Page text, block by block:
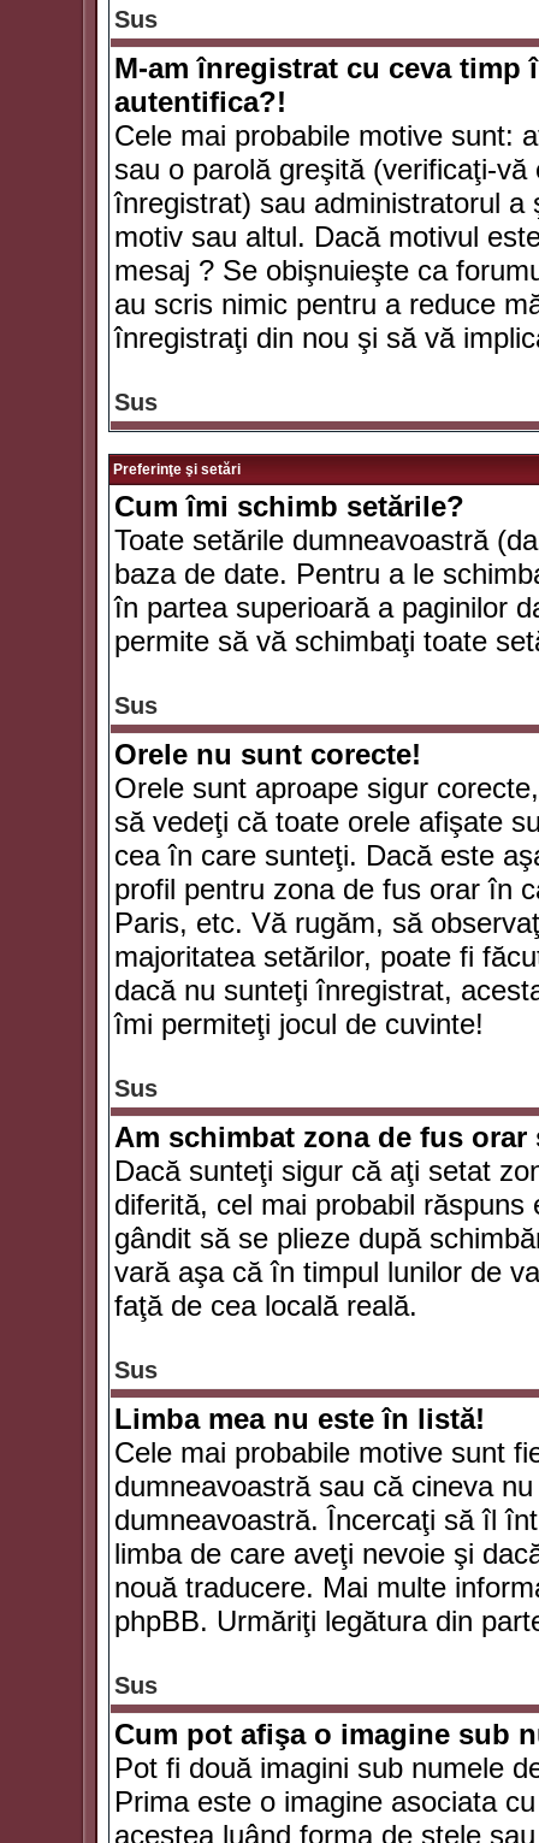
Sus
M-am înregistrat cu ceva timp
autentifica?!
Cele mai probabile motive sunt:
sau o parolă greşită (verificaţi-
înregistrat) sau administratorul
motiv sau altul. Dacă motivul
mesaj ? Se obişnuieşte ca
au scris nimic pentru a reduce
înregistraţi din nou şi să vă
Sus
Preferinţe şi setări
Cum îmi schimb setările?
Toate setările dumneavoastră
baza de date. Pentru a le
în partea superioară a paginilor
permite să vă schimbaţi toate
Sus
Orele nu sunt corecte!
Orele sunt aproape sigur
să vedeţi că toate orele afişate
cea în care sunteţi. Dacă este
profil pentru zona de fus orar în
Paris, etc. Vă rugăm, să
majoritatea setărilor, poate fi
dacă nu sunteţi înregistrat,
îmi permiteţi jocul de cuvinte!
Sus
Am schimbat zona de fus
Dacă sunteţi sigur că aţi setat
diferită, cel mai probabil
gândit să se plieze după
vară aşa că în timpul lunilor de
faţă de cea locală reală.
Sus
Limba mea nu este în listă!
Cele mai probabile motive sunt
dumneavoastră sau că cineva
dumneavoastră. Încercaţi să îl
limba de care aveţi nevoie şi
nouă traducere. Mai multe
phpBB. Urmăriţi legătura din
Sus
Cum pot afişa o imagine sub
Pot fi două imagini sub numele
Prima este o imagine asociata
acestea luând forma de stele